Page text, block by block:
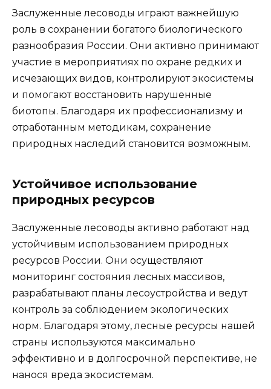
Заслуженные лесоводы играют важнейшую
роль в сохранении богатого биологического
разнообразия России. Они активно принимают
участие в мероприятиях по охране редких и
исчезающих видов, контролируют экосистемы
и помогают восстановить нарушенные
биотопы. Благодаря их профессионализму и
отработанным методикам, сохранение
природных наследий становится возможным.
Устойчивое использование
природных ресурсов
Заслуженные лесоводы активно работают над
устойчивым использованием природных
ресурсов России. Они осуществляют
мониторинг состояния лесных массивов,
разрабатывают планы лесоустройства и ведут
контроль за соблюдением экологических
норм. Благодаря этому, лесные ресурсы нашей
страны используются максимально
эффективно и в долгосрочной перспективе, не
нанося вреда экосистемам.